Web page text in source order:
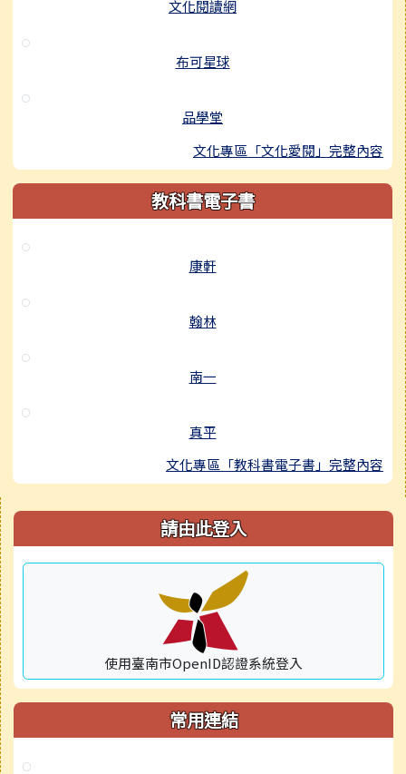
文化閱讀網
布可星球
品學堂
文化專區「文化愛閱」完整內容
教科書電子書
康軒
翰林
南一
真平
文化專區「教科書電子書」完整內容
右邊區域內容 請由此登入
使用臺南市OpenID認證系統登入
常用連結